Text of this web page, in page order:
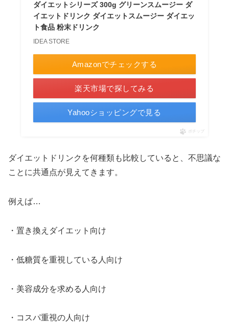
ダイエットシリーズ 300g グリーンスムージー ダ
イエットドリンク ダイエットスムージー ダイエッ
ト食品 粉末ドリンク
IDEA STORE
Amazonでチェックする
楽天市場で探してみる
Yahooショッピングで見る
ポチップ
ダイエットドリンクを何種類も比較していると、不思議な
ことに共通点が見えてきます。
例えば…
・置き換えダイエット向け
・低糖質を重視している人向け
・美容成分を求める人向け
・コスパ重視の人向け